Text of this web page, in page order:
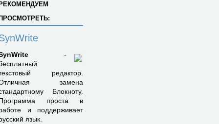
-
редактор.
замена
Блокноту.
проста в
и поддерживает
язык.